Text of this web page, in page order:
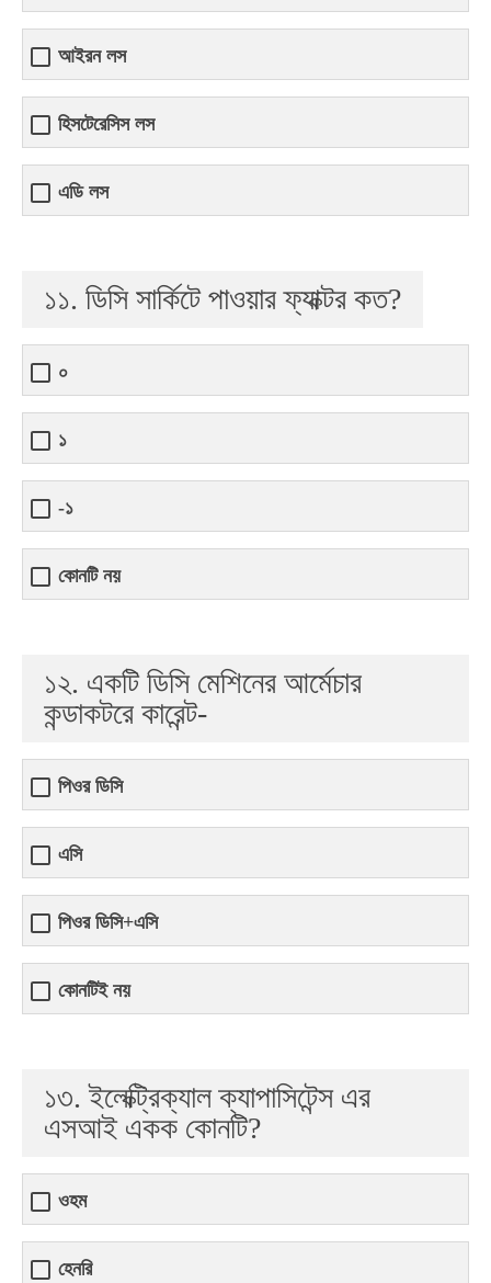
আইরন লস
হিসটেরেসিস লস
এডি লস
১১. ডিসি সার্কিটে পাওয়ার ফ্যাক্টর কত?
০
১
-১
কোনটি নয়
১২. একটি ডিসি মেশিনের আর্মেচার
কন্ডাকটরে কারেন্ট-
পিওর ডিসি
এসি
পিওর ডিসি+এসি
কোনটিই নয়
১৩. ইলেক্ট্রিক্যাল ক্যাপাসিটেন্স এর
এসআই একক কোনটি?
ওহম
হেনরি